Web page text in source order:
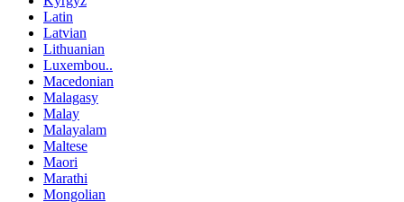
Latin
Latvian
Lithuanian
Luxembou..
Macedonian
Malagasy
Malay
Malayalam
Maltese
Maori
Marathi
Mongolian